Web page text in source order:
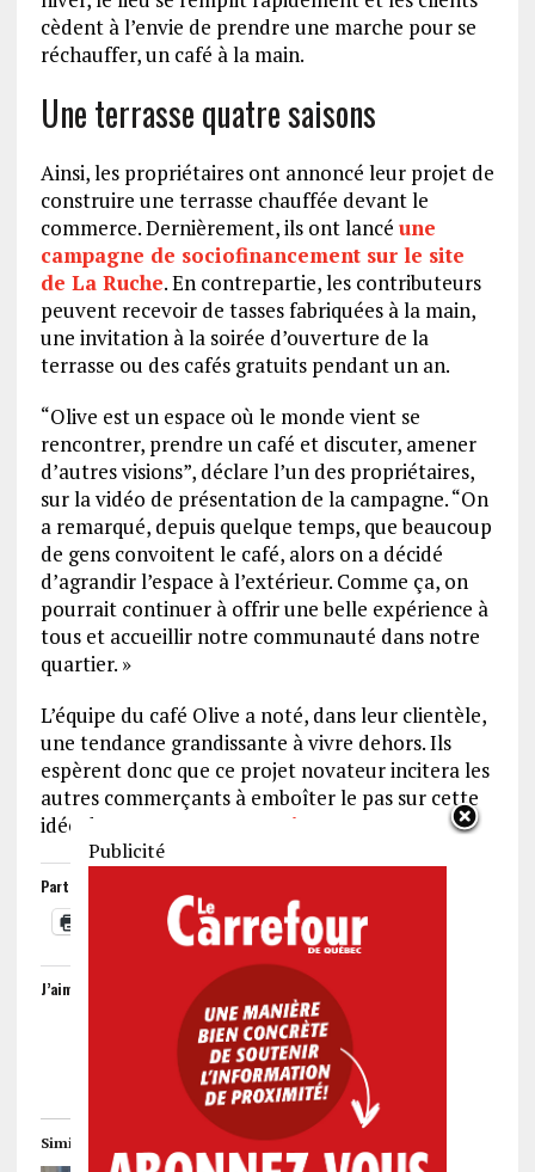
cèdent à l’envie de prendre une marche pour se
réchauffer, un café à la main.
Une terrasse quatre saisons
Ainsi, les propriétaires ont annoncé leur projet de
construire une terrasse chauffée devant le
commerce. Dernièrement, ils ont lancé une
campagne de sociofinancement sur le site
de La Ruche. En contrepartie, les contributeurs
peuvent recevoir de tasses fabriquées à la main,
une invitation à la soirée d’ouverture de la
terrasse ou des cafés gratuits pendant un an.
“Olive est un espace où le monde vient se
rencontrer, prendre un café et discuter, amener
d’autres visions”, déclare l’un des propriétaires,
sur la vidéo de présentation de la campagne. “On
a remarqué, depuis quelque temps, que beaucoup
de gens convoitent le café, alors on a décidé
d’agrandir l’espace à l’extérieur. Comme ça, on
pourrait continuer à offrir une belle expérience à
tous et accueillir notre communauté dans notre
quartier. »
L’équipe du café Olive a noté, dans leur clientèle,
une tendance grandissante à vivre dehors. Ils
espèrent donc que ce projet novateur incitera les
autres commerçants à emboîter le pas sur cette
idée de
terrasse quatre saisons
Partager :
J’aime ça :
Similaire